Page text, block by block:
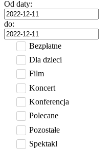
Od daty:
do:
Bezpłatne
Dla dzieci
Film
Koncert
Konferencja
Polecane
Pozostałe
Spektakl